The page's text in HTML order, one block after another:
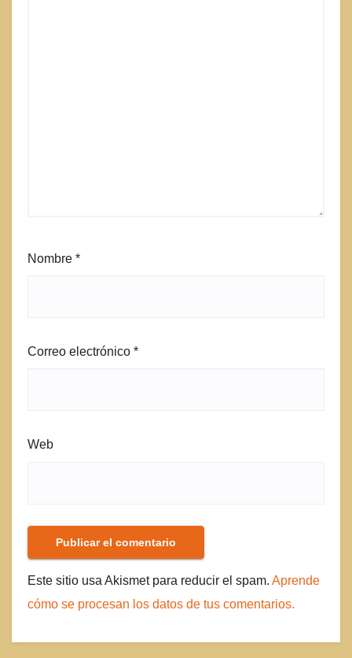
Nombre *
Correo electrónico *
Web
Este sitio usa Akismet para reducir el spam. Aprende
cómo se procesan los datos de tus comentarios.